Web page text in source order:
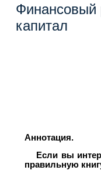
Финансовый
капитал
Аннотация.
Если вы
правильную